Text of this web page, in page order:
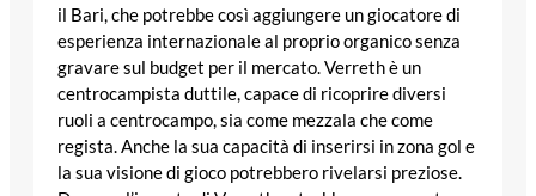
il Bari, che potrebbe così aggiungere un giocatore di
esperienza internazionale al proprio organico senza
gravare sul budget per il mercato. Verreth è un
centrocampista duttile, capace di ricoprire diversi
ruoli a centrocampo, sia come mezzala che come
regista. Anche la sua capacità di inserirsi in zona gol e
la sua visione di gioco potrebbero rivelarsi preziose.